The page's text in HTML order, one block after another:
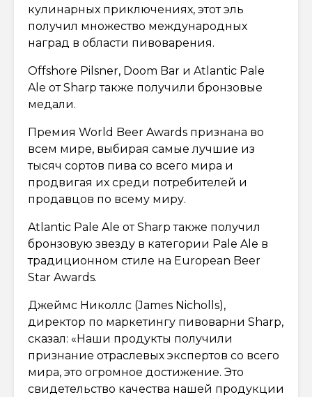
кулинарных приключениях, этот эль
получил множество международных
наград в области пивоварения.
Offshore Pilsner, Doom Bar и Atlantic Pale
Ale от Sharp также получили бронзовые
медали.
Премия World Beer Awards признана во
всем мире, выбирая самые лучшие из
тысяч сортов пива со всего мира и
продвигая их среди потребителей и
продавцов по всему миру.
Atlantic Pale Ale от Sharp также получил
бронзовую звезду в категории Pale Ale в
традиционном стиле на European Beer
Star Awards.
Джеймс Николлс (James Nicholls),
директор по маркетингу пивоварни Sharp,
сказал: «Наши продукты получили
признание отраслевых экспертов со всего
мира, это огромное достижение. Это
свидетельство качества нашей продукции